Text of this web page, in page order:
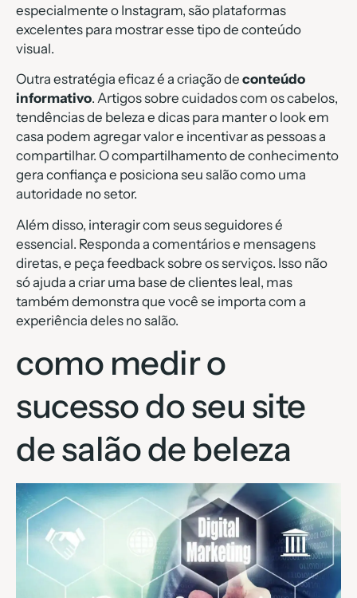
especialmente o Instagram, são plataformas
excelentes para mostrar esse tipo de conteúdo
visual.
Outra estratégia eficaz é a criação de conteúdo
informativo. Artigos sobre cuidados com os cabelos,
tendências de beleza e dicas para manter o look em
casa podem agregar valor e incentivar as pessoas a
compartilhar. O compartilhamento de conhecimento
gera confiança e posiciona seu salão como uma
autoridade no setor.
Além disso, interagir com seus seguidores é
essencial. Responda a comentários e mensagens
diretas, e peça feedback sobre os serviços. Isso não
só ajuda a criar uma base de clientes leal, mas
também demonstra que você se importa com a
experiência deles no salão.
como medir o
sucesso do seu site
de salão de beleza